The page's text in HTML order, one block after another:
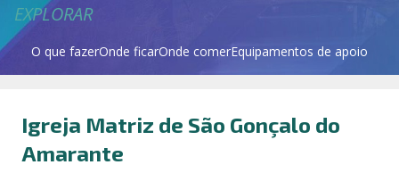
EXPLORAR
O que fazerOnde ficarOnde comerEquipamentos de apoio
Igreja Matriz de São Gonçalo do
Amarante